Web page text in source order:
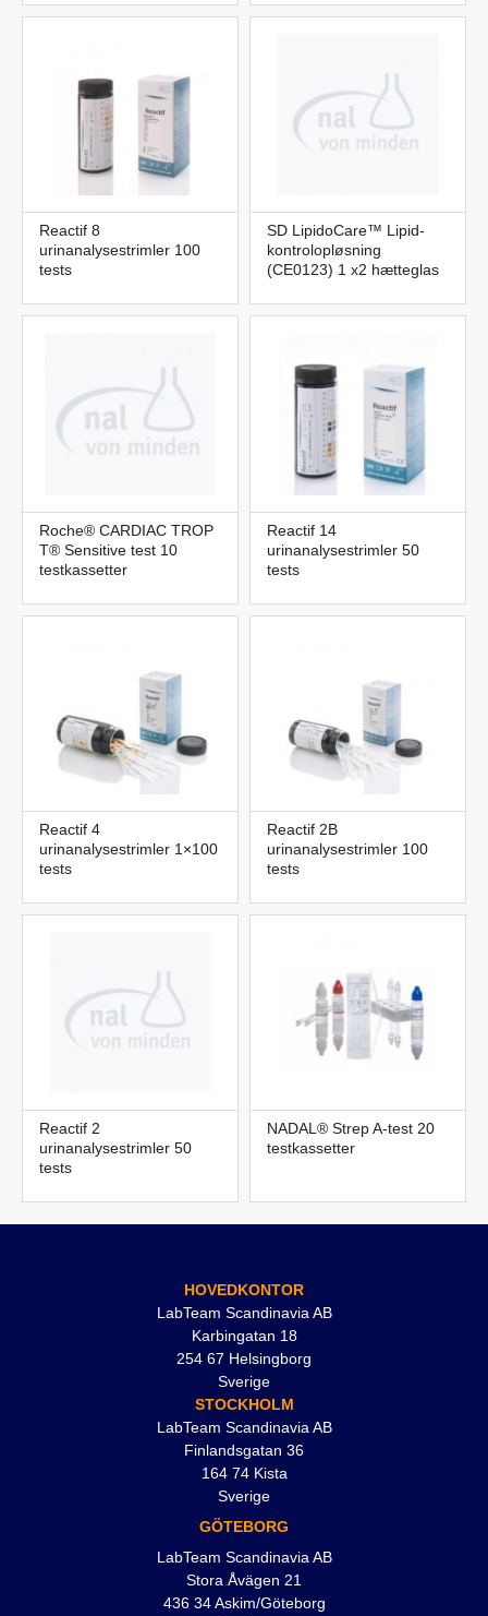
Reactif 8
urinanalysestrimler 100
tests
SD LipidoCare™ Lipid-
kontrolopløsning
(CE0123) 1 x2 hætteglas
Roche® CARDIAC TROP
T® Sensitive test 10
testkassetter
Reactif 14
urinanalysestrimler 50
tests
Reactif 4
urinanalysestrimler 1×100
tests
Reactif 2B
urinanalysestrimler 100
tests
Reactif 2
urinanalysestrimler 50
tests
NADAL® Strep A-test 20
testkassetter
HOVEDKONTOR
LabTeam Scandinavia AB
Karbingatan 18
254 67 Helsingborg
Sverige
STOCKHOLM
LabTeam Scandinavia AB
Finlandsgatan 36
164 74 Kista
Sverige
GÖTEBORG
LabTeam Scandinavia AB
Stora Åvägen 21
436 34 Askim/Göteborg